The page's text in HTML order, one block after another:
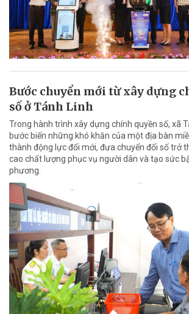
Bước chuyển mới từ xây dựng
số ở Tánh Linh
Trong hành trình xây dựng chính quyền số, xã
bước biến những khó khăn của một địa bàn
thành động lực đổi mới, đưa chuyển đổi số trở
cao chất lượng phục vụ người dân và tạo sức
phương.